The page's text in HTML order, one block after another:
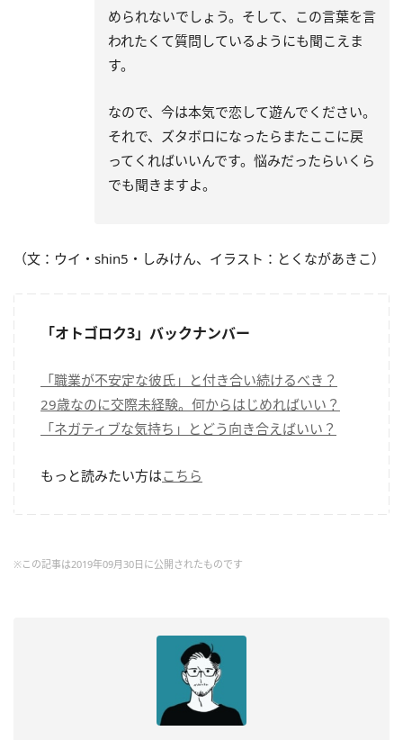
められないでしょう。そして、この言葉を言
われたくて質問しているようにも聞こえま
す。
なので、今は本気で恋して遊んでください。
それで、ズタボロになったらまたここに戻
ってくればいいんです。悩みだったらいくら
でも聞きますよ。
（文：ウイ・shin5・しみけん、イラスト：とくながあきこ）
「オトゴロク3」バックナンバー
「職業が不安定な彼氏」と付き合い続けるべき？
29歳なのに交際未経験。何からはじめればいい？
「ネガティブな気持ち」とどう向き合えばいい？
もっと読みたい方はこちら
※この記事は2019年09月30日に公開されたものです